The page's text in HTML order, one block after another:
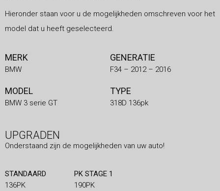
Hieronder staan voor u de mogelijkheden omschreven voor het
model dat u heeft geselecteerd.
MERK
BMW
GENERATIE
F34 – 2012 – 2016
MODEL
BMW 3 serie GT
TYPE
318D 136pk
UPGRADEN
Onderstaand zijn de mogelijkheden van uw auto!
STANDAARD
136PK
PK STAGE 1
190PK